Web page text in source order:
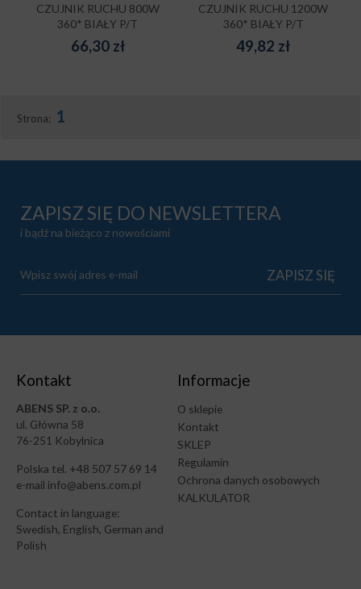
CZUJNIK RUCHU 800W
360* BIAŁY P/T
66,30zł
CZUJNIK RUCHU 1200W
360* BIAŁY P/T
49,82 zł
Strona: 1
ZAPISZ SIĘ DO NEWSLETTERA
i bądź na bieżąco z nowościami
Kontakt
ABENS SP. z o.o.
ul. Główna 58
76-251 Kobylnica
Polska tel. +48 507 57 69 14
e-mail info@abens.com.pl
Contact in language:
Swedish, English, German and
Polish
Informacje
O sklepie
Kontakt
SKLEP
Regulamin
Ochrona danych osobowych
KALKULATOR